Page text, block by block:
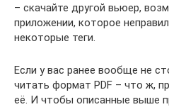
– скачайте другой вьюер,
приложении, которое
некоторые теги.
Если у вас ранее вообще не
читать формат PDF – что ж,
её. И чтобы описанные выше